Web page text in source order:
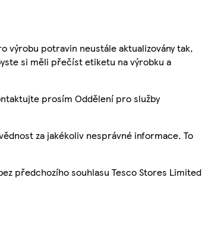
výrobu potravin neustále aktualizovány tak,
si měli přečíst etiketu na výrobku a
prosím Oddělení pro služby
za jakékoliv nesprávné informace. To
předchozího souhlasu Tesco Stores Limited